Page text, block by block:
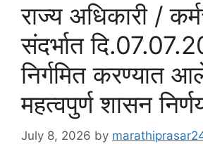
राज्य अधिकारी /
संदर्भात
निर्गमित करण्यात
महत्वपुर्ण शासन
July 8, 2026 by